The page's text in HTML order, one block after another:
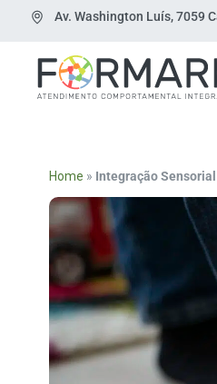
Av. Washington Luís, 7059
Home » Integração